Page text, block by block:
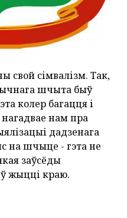
свой сімвалізм. Так,
шчыта быў
колер багацця і
нам пра
дадзенага
на шчыце - гэта не
заўсёды
жыцці краю.